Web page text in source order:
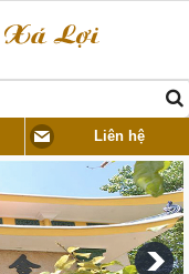
Liên hệ